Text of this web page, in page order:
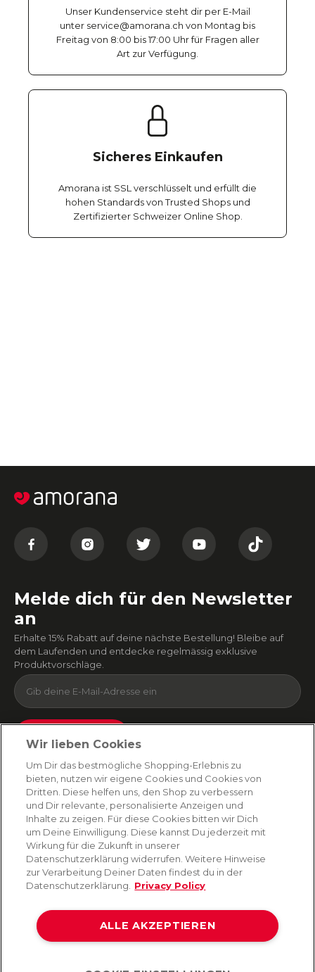
Unser Kundenservice steht dir per E-Mail
unter service@amorana.ch von Montag bis
Freitag von 8:00 bis 17:00 Uhr für Fragen aller
Art zur Verfügung.
Sicheres Einkaufen
Amorana ist SSL verschlüsselt und erfüllt die
hohen Standards von Trusted Shops und
Zertifizierter Schweizer Online Shop.
Melde dich für den Newsletter
an
Erhalte 15% Rabatt auf deine nächste Bestellung! Bleibe auf
dem Laufenden und entdecke regelmässig exklusive
Produktvorschläge.
Absenden
Du kannst dich jederzeit von unserem Newsletter abmelden. Indem du fortfährst, stimmst
du unseren E-Mail-Bedingungenund Datenschutzbestimmungen zu
AMORANA
MARKEN
SERVICE
Wir lieben Cookies
Um Dir das bestmögliche Shopping-Erlebnis zu
bieten, nutzen wir eigene Cookies und Cookies von
Dritten. Diese helfen uns, den Shop zu verbessern
und Dir relevante, personalisierte Anzeigen und
Inhalte zu zeigen. Für diese Cookies bitten wir Dich
um Deine Einwilligung. Diese kannst Du jederzeit mit
Wirkung für die Zukunft in unserer
Datenschutzerklärung widerrufen. Weitere Hinweise
zur Verarbeitung Deiner Daten findest du in der
Datenschutzerklärung.
Privacy Policy
ALLE AKZEPTIEREN